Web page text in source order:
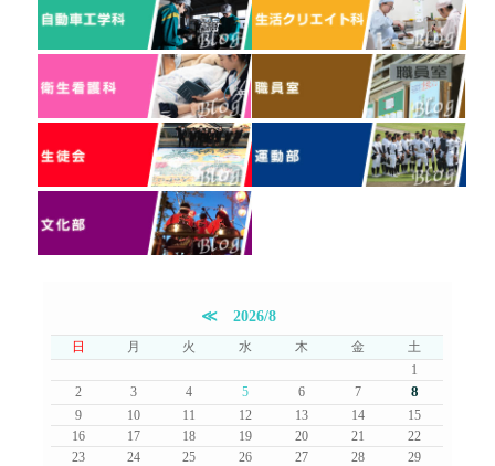
≪ 2026/8
日 月 火 水 木 金
土
1
2
3 4 5 6 7 8
9 10 11 12 13 14
15
16
17 18 19 20 21
22
23
24 25 26 27 28
29